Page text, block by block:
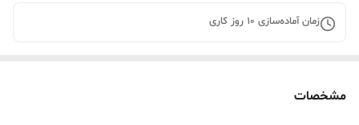
زمان آماده‌سازی 10 روز کاری
مشخصات